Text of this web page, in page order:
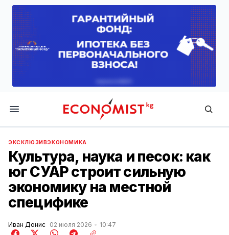
Economist.kg
ЭКСКЛЮЗИВЭКОНОМИКА
Культура, наука и песок: как
юг СУАР строит сильную
экономику на местной
специфике
Иван Донис 02 июля 2026 10:47